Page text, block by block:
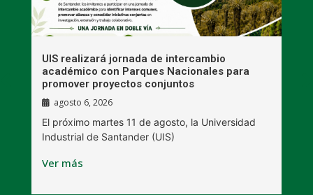
UIS realizará jornada de intercambio
académico con Parques Nacionales para
promover proyectos conjuntos
agosto 6, 2026
El próximo martes 11 de agosto, la Universidad
Industrial de Santander (UIS)
Ver más